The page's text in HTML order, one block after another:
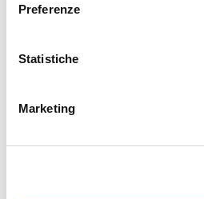
Preferenze
Statistiche
Marketing
26806